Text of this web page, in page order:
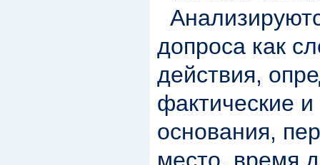
допроса как
действия,
фактические
основания,